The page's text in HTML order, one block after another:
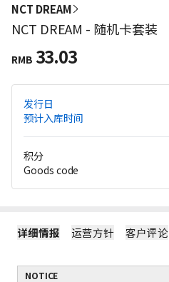
NCT DREAM
NCT DREAM - 随机卡套装
RMB 33.03
发行日
预计入库时间
积分
Goods code
详细情报 运营方针 客户评论
NOTICE